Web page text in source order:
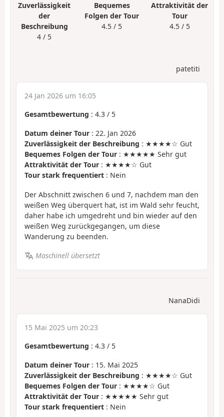
Zuverlässigkeit
der
Beschreibung
4 / 5
Bequemes
Folgen der Tour
4.5 / 5
Attraktivität der
Tour
4.5 / 5
patetiti
24 Jan 2026 um 16:05
Gesamtbewertung : 4.3 / 5
Datum deiner Tour : 22. Jan 2026
Zuverlässigkeit der Beschreibung : ★★★★☆ Gut
Bequemes Folgen der Tour : ★★★★★ Sehr gut
Attraktivität der Tour : ★★★★☆ Gut
Tour stark frequentiert : Nein
Der Abschnitt zwischen 6 und 7, nachdem man den
weißen Weg überquert hat, ist im Wald sehr feucht,
daher habe ich umgedreht und bin wieder auf den
weißen Weg zurückgegangen, um diese
Wanderung zu beenden.
Maschinell übersetzt
NanaDidi
15 Mai 2025 um 20:23
Gesamtbewertung : 4.3 / 5
Datum deiner Tour : 15. Mai 2025
Zuverlässigkeit der Beschreibung : ★★★★☆ Gut
Bequemes Folgen der Tour : ★★★★☆ Gut
Attraktivität der Tour : ★★★★★ Sehr gut
Tour stark frequentiert : Nein